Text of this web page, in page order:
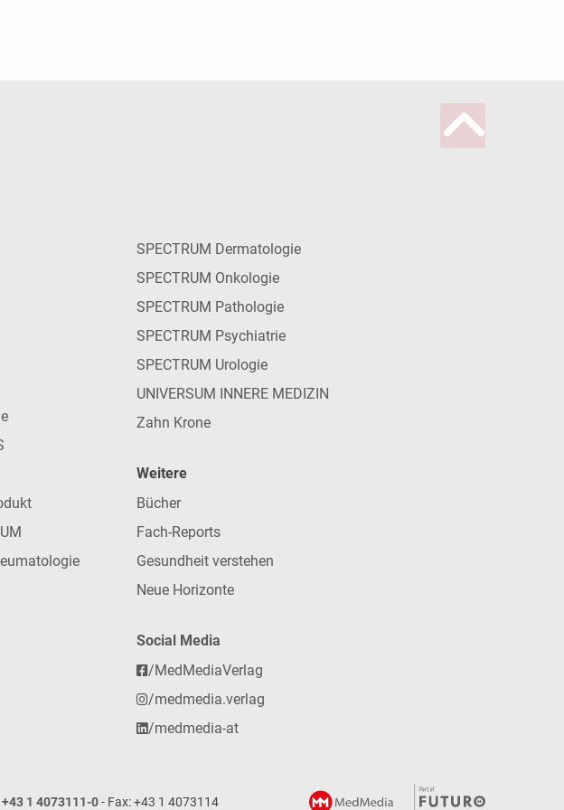
SPECTRUM Dermatologie
SPECTRUM Onkologie
SPECTRUM Pathologie
SPECTRUM Psychiatrie
SPECTRUM Urologie
UNIVERSUM INNERE MEDIZIN
Zahn Krone
Weitere
Bücher
Fach-Reports
Gesundheit verstehen
Neue Horizonte
Social Media
/MedMediaVerlag
/medmedia.verlag
/medmedia-at
+43 1 4073111-0- Fax: +43 1 4073114